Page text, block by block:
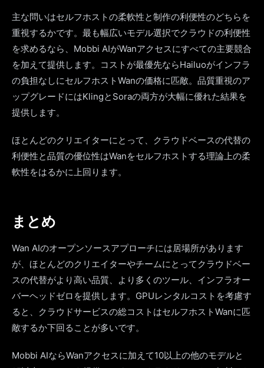
主な問いはセルフホストの柔軟性と制作の利便性のどちらを
重視するかです。最も幅広いモデル選択でクラウドの利便性
を求めるなら、Mobbi AIがWanアクセスにすべての主要競合
を加えて提供します。コストが最優先ならHailuoがインフラ
の負担なしにセルフホストWanの価格に匹敵。品質重視のア
ップグレードにはKlingとSoraの両方が大幅に優れた結果を
提供します。
ほとんどのクリエイターにとって、クラウドベースの代替の
利便性と品質の優位性はWanをセルフホストする理論上の柔
軟性をはるかに上回ります。
まとめ
Wan AIのオープンソースアプローチには居場所があります
が、ほとんどのクリエイターやチームにとってクラウドベー
スの代替がより高い品質、より多くのツール、インフラオー
バーヘッドゼロを提供します。GPUレンタルコストを考慮す
ると、クラウドサービスの総コストはセルフホストWanに匹
敵するか下回ることが多いです。
Mobbi AIならWanアクセスに加えて10以上の他のモデルと